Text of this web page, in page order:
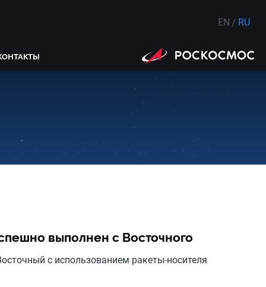
EN RU
выполнен с Восточного
с использованием ракеты-носителя